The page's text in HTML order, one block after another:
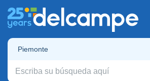
Piemonte